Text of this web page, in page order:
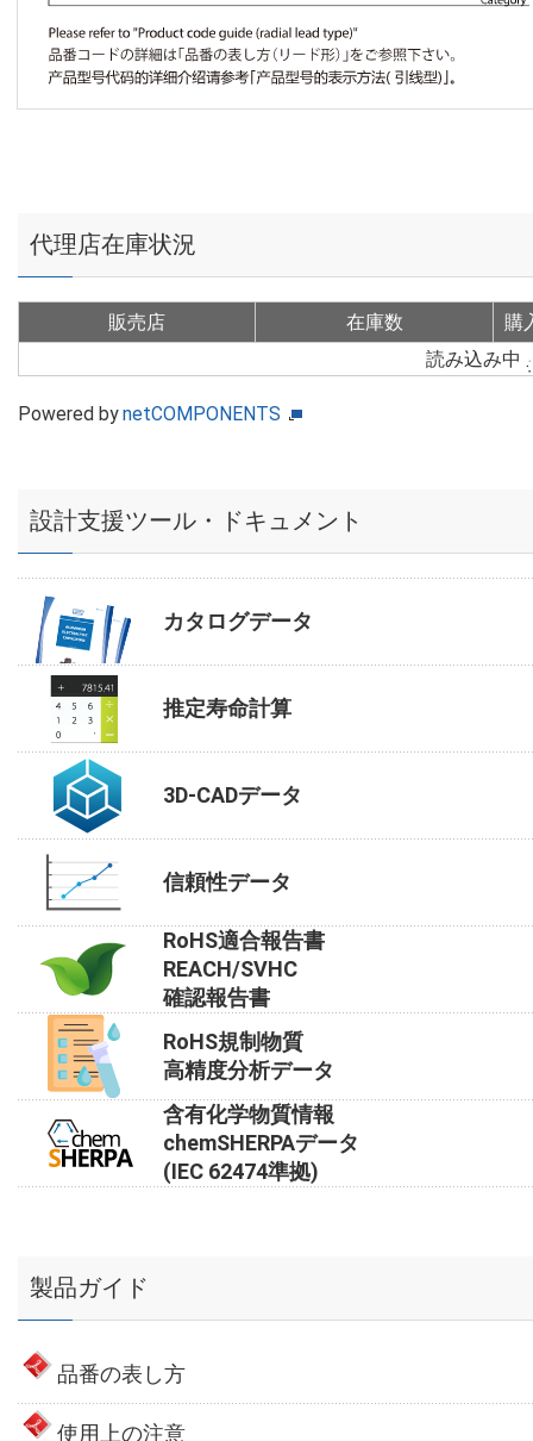
代理店在庫状況
販売店 在庫数
購
読み込み中
Powered bynetCOMPONENTS
設計支援ツール・ドキュメント
カタログデータ
推定寿命計算
3D-CADデータ
信頼性データ
RoHS適合報告書
REACH/SVHC
確認報告書
RoHS規制物質
高精度分析データ
含有化学物質情報
chemSHERPAデータ
(IEC 62474準拠)
製品ガイド
品番の表し方
使用上の注意